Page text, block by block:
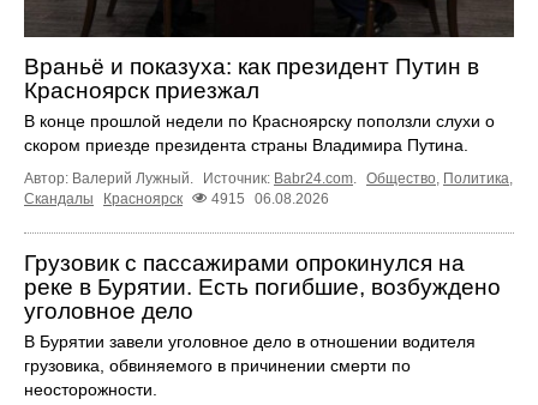
Враньё и показуха: как президент Путин в
Красноярск приезжал
В конце прошлой недели по Красноярску поползли слухи о
скором приезде президента страны Владимира Путина.
Автор: Валерий Лужный. Источник: Babr24.com. Общество, Политика,
Скандалы
Красноярск 4915 06.08.2026
Грузовик с пассажирами опрокинулся на
реке в Бурятии. Есть погибшие, возбуждено
уголовное дело
В Бурятии завели уголовное дело в отношении водителя
грузовика, обвиняемого в причинении смерти по
неосторожности.